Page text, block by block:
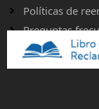
Políticas de
Preguntas